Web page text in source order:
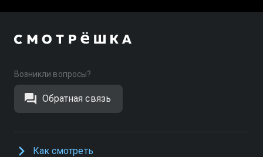
Возникли вопросы?
Обратная связь
Как смотреть